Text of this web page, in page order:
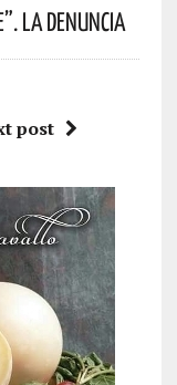
La Denuncia
post